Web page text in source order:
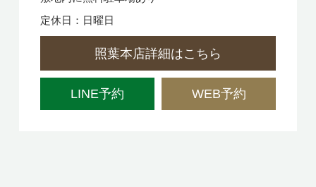
定休日：日曜日
照葉本店詳細はこちら
LINE予約 WEB予約